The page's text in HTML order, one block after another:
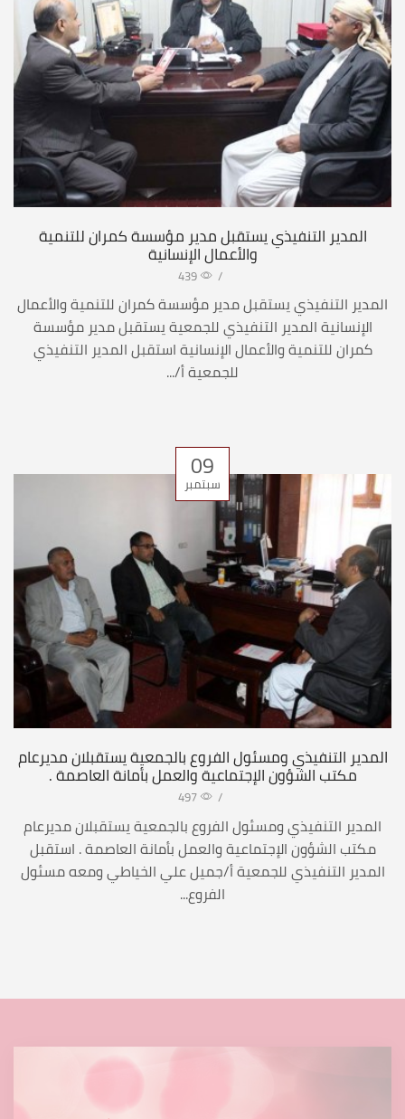
المدير التنفيذي يستقبل مدير مؤسسة كمران للتنمية
والأعمال الإنسانية
/
439
المدير التنفيذي يستقبل مدير مؤسسة كمران للتنمية والأعمال
الإنسانية المدير التنفيذي للجمعية يستقبل مدير مؤسسة
كمران للتنمية والأعمال الإنسانية استقبل المدير التنفيذي
للجمعية أ/...
09
سبتمبر
المدير التنفيذي ومسئول الفروع بالجمعية يستقبلان مديرعام
مكتب الشؤون الإجتماعية والعمل بأمانة العاصمة .
/
497
المدير التنفيذي ومسئول الفروع بالجمعية يستقبلان مديرعام
مكتب الشؤون الإجتماعية والعمل بأمانة العاصمة . استقبل
المدير التنفيذي للجمعية أ/جميل علي الخياطي ومعه مسئول
الفروع...